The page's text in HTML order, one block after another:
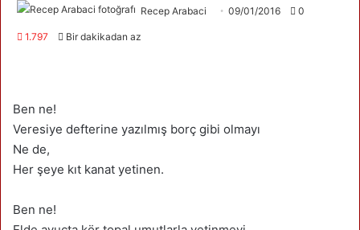
Recep Arabaci 09/01/2016 0
1.797 Bir dakikadan az
Ben ne!
Veresiye defterine yazılmış borç gibi olmayı
Ne de,
Her şeye kıt kanat yetinen.
Ben ne!